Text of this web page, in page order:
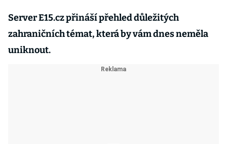
Server E15.cz přináší přehled důležitých
zahraničních témat, která by vám dnes neměla
uniknout.